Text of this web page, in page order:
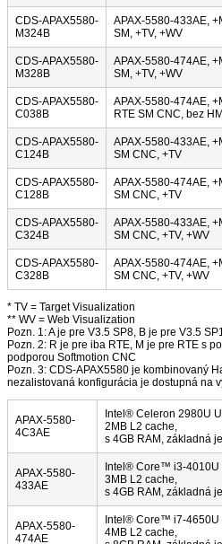
CDS-APAX5580-
M324B
APAX-5580-433AE,
SM, +TV, +WV
CDS-APAX5580-
M328B
APAX-5580-474AE,
SM, +TV, +WV
CDS-APAX5580-
C038B
APAX-5580-474AE,
RTE SM CNC, bez
CDS-APAX5580-
C124B
APAX-5580-433AE,
SM CNC, +TV
CDS-APAX5580-
C128B
APAX-5580-474AE,
SM CNC, +TV
CDS-APAX5580-
C324B
APAX-5580-433AE,
SM CNC, +TV, +WV
CDS-APAX5580-
C328B
APAX-5580-474AE,
SM CNC, +TV, +WV
* TV = Target Visualization
** WV = Web Visualization
Pozn. 1: A je pre V3.5 SP8, B je pre V3.5
Pozn. 2: R je pre iba RTE, M je pre RTE s
podporou Softmotion CNC
Pozn. 3: CDS-APAX5580 je kombinovaný
nezalistovaná konfigurácia je dostupná na
APAX-5580-
4C3AE
Intel® Celeron 2980U
2MB L2 cache,
s 4GB RAM, základná
APAX-5580-
433AE
Intel® Core™ i3-4010U
3MB L2 cache,
s 4GB RAM, základná
APAX-5580-
474AE
Intel® Core™ i7-4650U
4MB L2 cache,